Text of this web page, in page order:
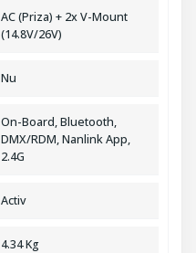
AC (Priza) + 2x V-Mount
(14.8V/26V)
Nu
On-Board, Bluetooth,
DMX/RDM, Nanlink App,
2.4G
Activ
4.34 Kg